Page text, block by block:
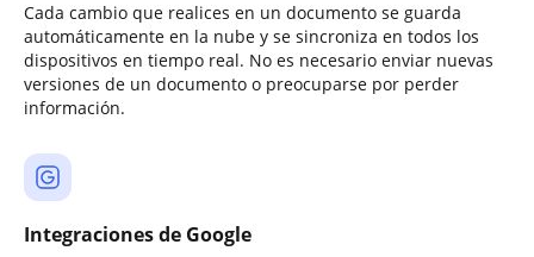
Cada cambio que realices en un documento se guarda
automáticamente en la nube y se sincroniza en todos los
dispositivos en tiempo real. No es necesario enviar nuevas
versiones de un documento o preocuparse por perder
información.
Integraciones de Google